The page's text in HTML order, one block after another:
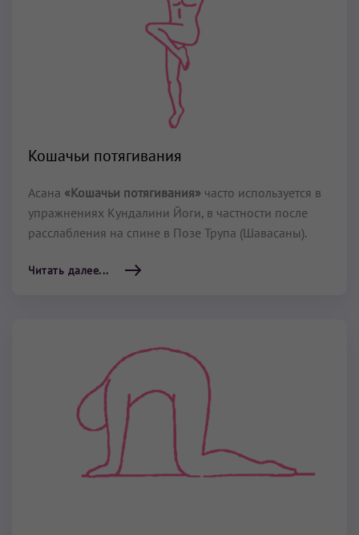
Кошачьи потягивания
Асана «Кошачьи потягивания» часто используется в
упражнениях Кундалини Йоги, в частности после
расслабления на спине в Позе Трупа (Шавасаны).
Читать далее...